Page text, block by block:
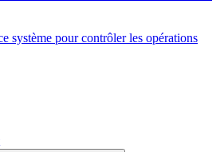
système pour contrôler les opérations